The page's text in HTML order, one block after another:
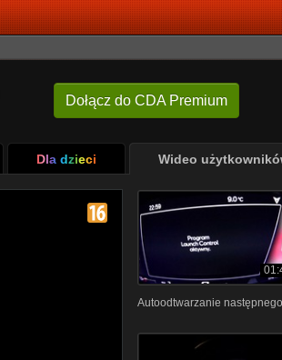
Dołącz do CDA Premium
Dla dzieci Wideo
Autoodtwarzanie